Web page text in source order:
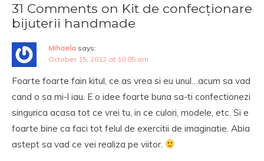
31 Comments on Kit de confecționare
bijuterii handmade
Mihaela says:
October 15, 2012 at 10:05 am
Foarte foarte fain kitul, ce as vrea si eu unul…acum sa vad
cand o sa mi-l iau. E o idee foarte buna sa-ti confectionezi
singurica acasa tot ce vrei tu, in ce culori, modele, etc. Si e
foarte bine ca faci tot felul de exercitii de imaginatie. Abia
astept sa vad ce vei realiza pe viitor.